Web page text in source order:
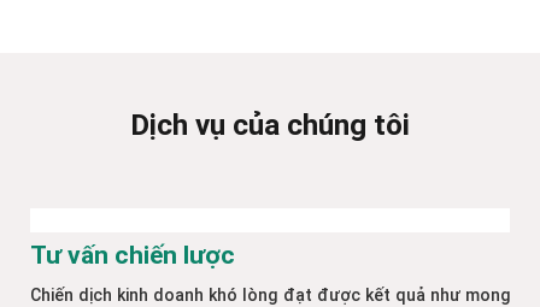
Dịch vụ của chúng tôi
Tư vấn chiến lược
Chiến dịch kinh doanh khó lòng đạt được kết quả như mong